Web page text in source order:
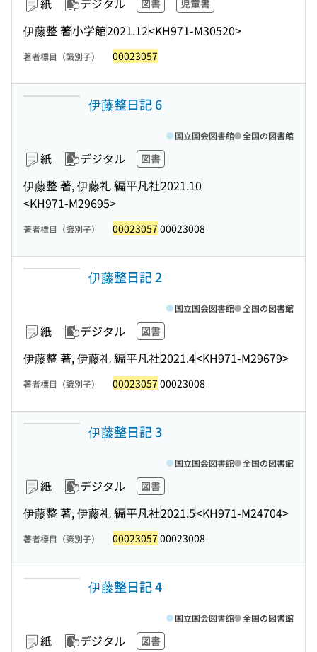
紙 デジタル 図書 児童書
伊藤整 著小学館2021.12<KH971-M30520>
著者標目（識別子） 00023057
伊藤整日記 6
紙 デジタル 図書
伊藤整 著, 伊藤礼 編平凡社2021.10
<KH971-M29695>
国立国会図書館 全国の図書館
著者標目（識別子） 00023057 00023008
伊藤整日記 2
紙 デジタル 図書
伊藤整 著, 伊藤礼 編平凡社2021.4<KH971-M29679>
国立国会図書館 全国の図書館
著者標目（識別子） 00023057 00023008
伊藤整日記 3
紙 デジタル 図書
伊藤整 著, 伊藤礼 編平凡社2021.5<KH971-M24704>
国立国会図書館 全国の図書館
著者標目（識別子） 00023057 00023008
伊藤整日記 4
紙 デジタル 図書
国立国会図書館 全国の図書館